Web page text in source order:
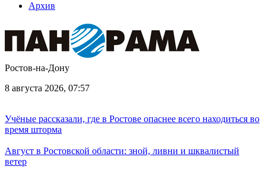
Архив
Ростов-на-Дону
8 августа 2026, 07:57
Учёные рассказали, где в Ростове опаснее всего находиться во
время шторма
Август в Ростовской области: зной, ливни и шквалистый
ветер